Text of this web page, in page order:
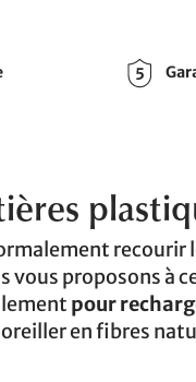
vous proposons à
pour
en fibres